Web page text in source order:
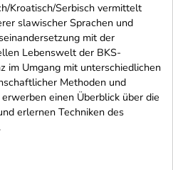
Kroatisch/Serbisch vermittelt
slawischer Sprachen und
mit der
Lebenswelt der BKS-
im Umgang mit unterschiedlichen
Methoden und
einen Überblick über die
erlernen Techniken des